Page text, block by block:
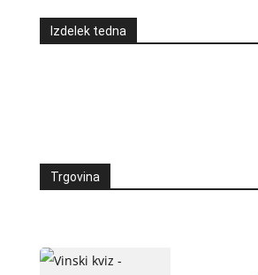
Izdelek tedna
Trgovina